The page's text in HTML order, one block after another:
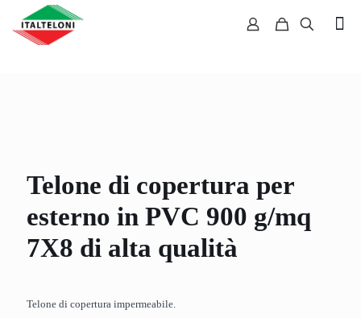
Telone di copertura per
esterno in PVC 900 g/mq
7X8 di alta qualità
Telone di copertura impermeabile.